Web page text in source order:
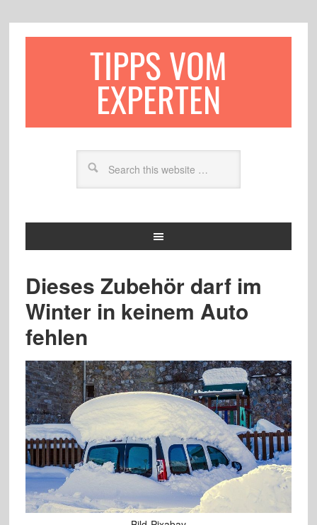
TIPPS VOM
EXPERTEN
Dieses Zubehör darf im
Winter in keinem Auto
fehlen